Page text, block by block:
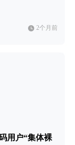
2个月前
用户“集体裸